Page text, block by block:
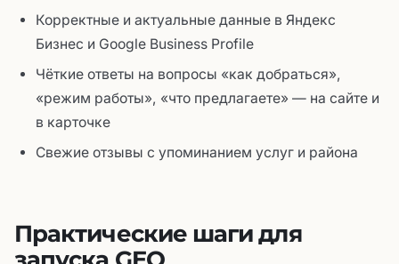
Корректные и актуальные данные в Яндекс
Бизнес и Google Business Profile
Чёткие ответы на вопросы «как добраться»,
«режим работы», «что предлагаете» — на сайте и
в карточке
Свежие отзывы с упоминанием услуг и района
Практические шаги для